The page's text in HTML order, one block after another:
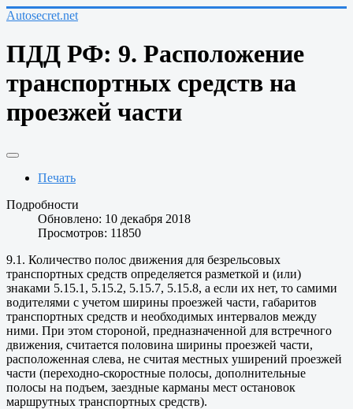
Autosecret.net
ПДД РФ: 9. Расположение
транспортных средств на
проезжей части
Печать
Подробности
Обновлено: 10 декабря 2018
Просмотров: 11850
9.1. Количество полос движения для безрельсовых
транспортных средств определяется разметкой и (или)
знаками 5.15.1, 5.15.2, 5.15.7, 5.15.8, а если их нет, то самими
водителями с учетом ширины проезжей части, габаритов
транспортных средств и необходимых интервалов между
ними. При этом стороной, предназначенной для встречного
движения, считается половина ширины проезжей части,
расположенная слева, не считая местных уширений проезжей
части (переходно-скоростные полосы, дополнительные
полосы на подъем, заездные карманы мест остановок
маршрутных транспортных средств).